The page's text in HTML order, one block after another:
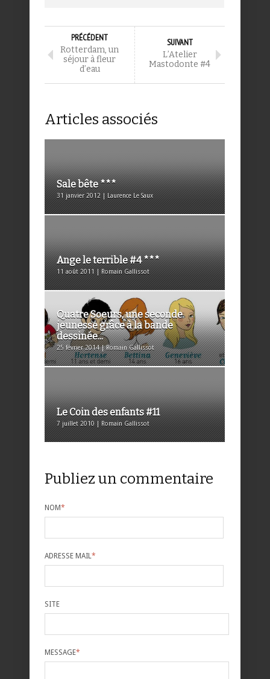
PRÉCÉDENT
Rotterdam, un
séjour à fleur
d’eau
SUIVANT
L’Atelier
Mastodonte #4
Articles associés
Sale bête ***
31 janvier 2012 | Laurence Le Saux
Ange le terrible #4 ***
11 août 2011 | Romain Gallissot
Quatre Soeurs, une seconde
jeunesse grâce à la bande
dessinée...
25 février 2014 | Romain Gallissot
Le Coin des enfants #11
7 juillet 2010 | Romain Gallissot
Publiez un commentaire
NOM*
ADRESSE MAIL*
SITE
MESSAGE*